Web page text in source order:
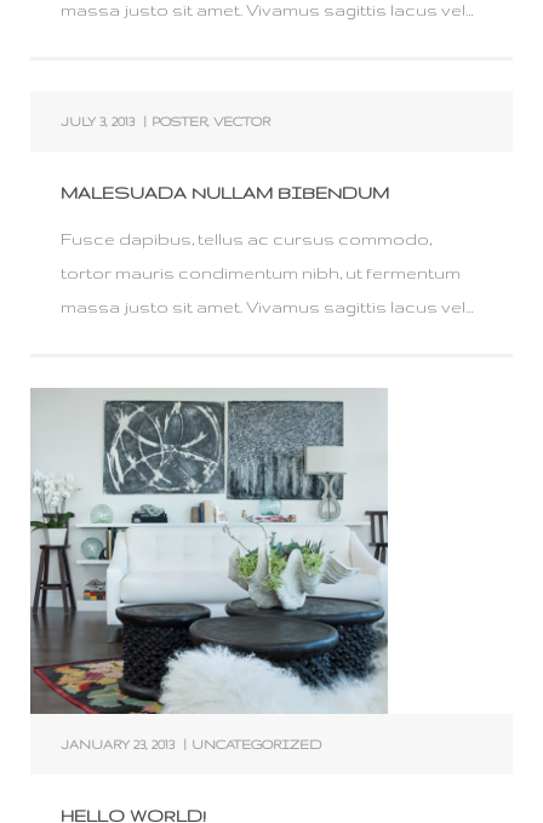
massa justo sit amet. Vivamus sagittis lacus vel…
JULY 3, 2013 | POSTER VECTOR
MALESUADA NULLAM BIBENDUM
Fusce dapibus, tellus ac cursus commodo,
tortor mauris condimentum nibh, ut fermentum
massa justo sit amet. Vivamus sagittis lacus vel…
JANUARY 23, 2013 UNCATEGORIZED
HELLO WORLD!